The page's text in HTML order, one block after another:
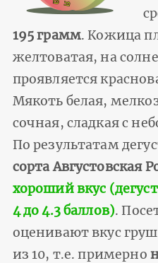
195 грамм. Кожица
желтоватая, на
проявляется
Мякоть белая,
сочная, сладкая с
По результатам
сорта Августовская
хороший вкус
4 до 4.3 баллов).
оценивают вкус груш
из 10, т.е. примерно